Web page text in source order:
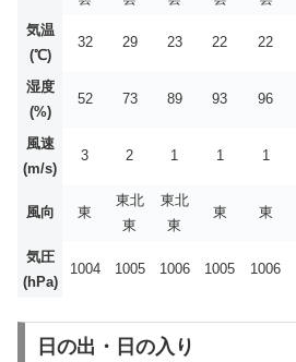
気温
(℃)
32 29 23 22 22
湿度
(%)
52 73 89 93 96
風速
(m/s)
3 2 1 1 1
風向 東
東北
東
東北
東
東 東
気圧
(hPa)
1004 1005 1006 1005 1006
日の出・日の入り